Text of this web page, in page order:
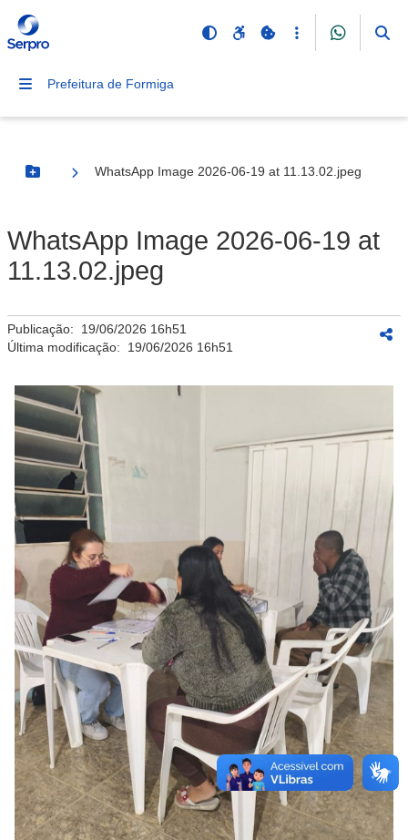
Prefeitura de Formiga
Botão Menu
WhatsApp Image 2026-06-19 at 11.13.02.jpeg
WhatsApp Image 2026-06-19 at
11.13.02.jpeg
Publicação: 19/06/2026 16h51
Última modificação: 19/06/2026 16h51